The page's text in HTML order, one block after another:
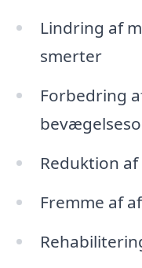
Lindring af
smerter
Forbedring
Reduktion
Fremme af